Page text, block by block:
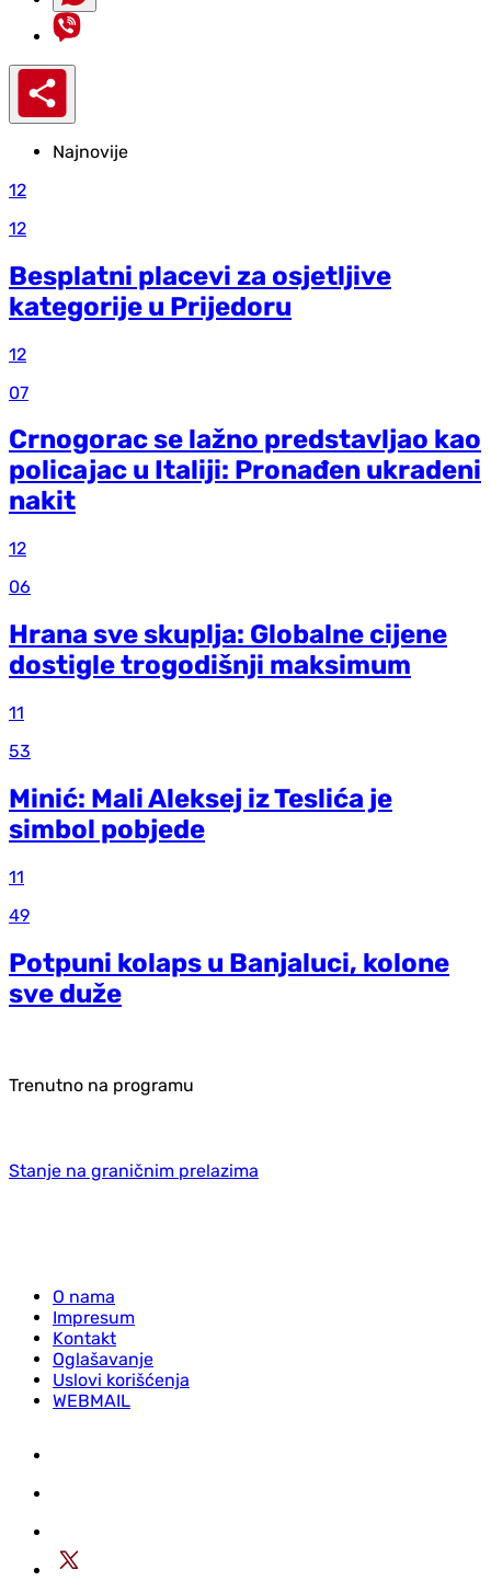
Najnovije
12
12
Besplatni placevi za osjetljive
kategorije u Prijedoru
12
07
Crnogorac se lažno predstavljao kao
policajac u Italiji: Pronađen ukradeni
nakit
12
06
Hrana sve skuplja: Globalne cijene
dostigle trogodišnji maksimum
11
53
Minić: Mali Aleksej iz Teslića je
simbol pobjede
11
49
Potpuni kolaps u Banjaluci, kolone
sve duže
Trenutno na programu
Stanje na graničnim prelazima
O nama
Impresum
Kontakt
Oglašavanje
Uslovi korišćenja
WEBMAIL